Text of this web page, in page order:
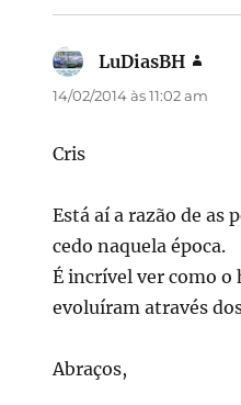
LuDiasBH
14/02/2014 às 11:02 am
Cris
Está aí a razão de as
cedo naquela época.
É incrível ver como o
evoluíram através
Abraços,